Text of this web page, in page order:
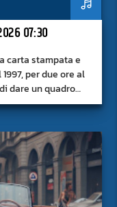
07:30
carta stampata e
per due ore al
dare un quadro
fermarsi alla